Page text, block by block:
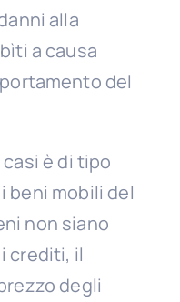
alla
a causa
del
è di tipo
beni mobili del
non siano
crediti, il
degli